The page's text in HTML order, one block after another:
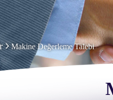
Makine Değerleme Talebi